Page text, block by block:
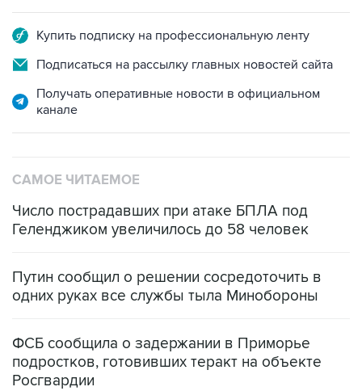
Купить подписку на профессиональную ленту
Подписаться на рассылку главных новостей сайта
Получать оперативные новости в официальном
канале
САМОЕ ЧИТАЕМОЕ
Число пострадавших при атаке БПЛА под
Геленджиком увеличилось до 58 человек
Путин сообщил о решении сосредоточить в
одних руках все службы тыла Минобороны
ФСБ сообщила о задержании в Приморье
подростков, готовивших теракт на объекте
Росгвардии